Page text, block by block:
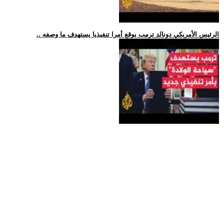
.. الرئيس الأمريكي دونالد ترمب يوقع أمرا تنفيذيا يستهدف ما وصفه